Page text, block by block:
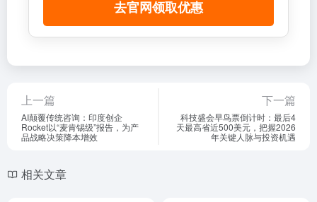
去官网领取优惠
上一篇
AI颠覆传统咨询：印度创企
Rocket以“麦肯锡级”报告，为产
品战略决策降本增效
下一篇
科技盛会早鸟票倒计时：最后4
天最高省近500美元，把握2026
年关键人脉与投资机遇
相关文章